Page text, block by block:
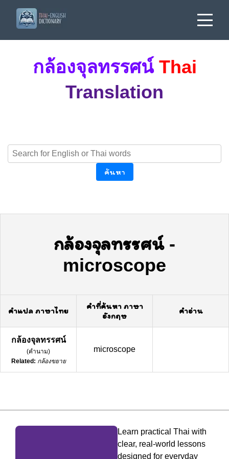
กล้องจุลทรรศน์ Thai
Translation
ค้นหา
กล้องจุลทรรศน์-
microscope
คำแปล ภาษาไทย
คำที่ค้นหา ภาษา
อังกฤษ
คำอ่าน
กล้องจุลทรรศน์
(คำนาม)
Related: กล้องขยาย
microscope
Learn practical Thai with
clear, real-world lessons
designed for everyday